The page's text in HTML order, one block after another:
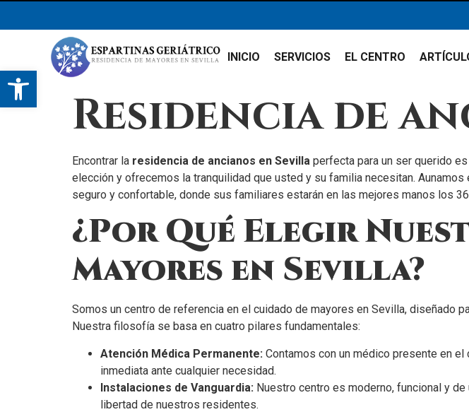
Abrir barra de herramientas
INICIO SERVICIOS EL CENTRO
Residencia de
Encontrar la residencia de ancianos en Sevilla perfecta para un ser querido
elección y ofrecemos la tranquilidad que usted y su familia necesitan.
seguro y confortable, donde sus familiares estarán en las mejores manos los
¿Por Qué Elegir
Mayores en Sevilla?
Somos un centro de referencia en el cuidado de mayores en Sevilla, diseñado
Nuestra filosofía se basa en cuatro pilares fundamentales:
Atención Médica Permanente: Contamos con un médico presente en
inmediata ante cualquier necesidad.
Instalaciones de Vanguardia: Nuestro centro es moderno, funcional y
libertad de nuestros residentes.